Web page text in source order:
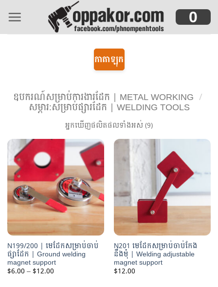
0
ឧបករណ៍សម្រាប់ការងារដែក | METAL WORKING /
សម្ភារ:សម្រាប់ផ្សារដែក | WELDING TOOLS
កាតាឡុក
អ្នកឃើញផលិតផលទាំងអស់ (9)
N199/200 | មេដែកសម្រាប់ចាប់
ផ្សាដែក | Ground welding
magnet support
$6.00 –$12.00Price
range:
N201 មេដែកសម្រាប់ចាប់កែង
នឹងមុំ | Welding adjustable
magnet support
$12.00